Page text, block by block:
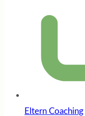
Eltern Coaching